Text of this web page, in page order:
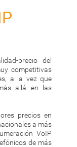
precio del
competitivas
a la vez que
allá en las
precios en
a más
VoIP
de más